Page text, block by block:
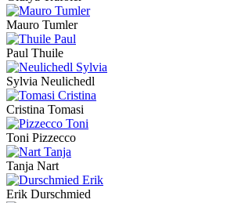
Mauro Tumler
Paul Thuile
Sylvia Neulichedl
Cristina Tomasi
Toni Pizzecco
Tanja Nart
Erik Durschmied